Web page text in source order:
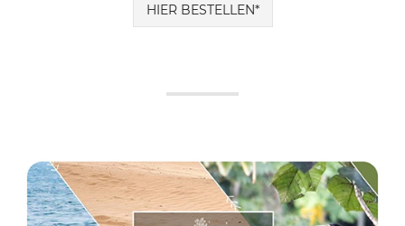
HIER BESTELLEN*